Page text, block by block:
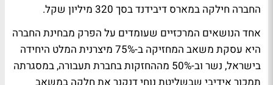
החברה חילקה במארס דיבידנד בסך 320 מיליון שקל.
אחד הנושאים המרכזיים שעומדים על הפרק מבחינת החברה
היא עסקת משאב המחזיקה ב-75% מיצרנית המלט היחידה
בישראל, נשר וב-50% מההחזקות בחברת תעבורה, במסגרתה